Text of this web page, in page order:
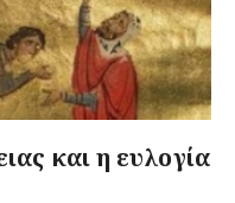
και η ευλογία